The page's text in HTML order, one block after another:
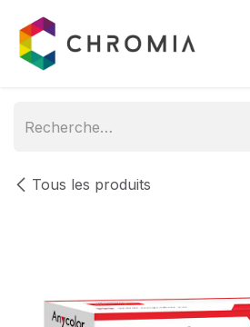
Tous les produits